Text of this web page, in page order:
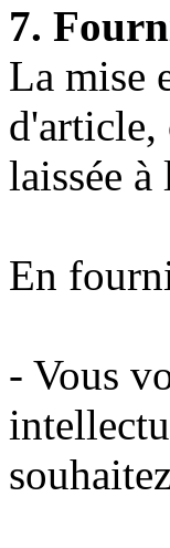
7.
La mise
d'article,
laissée
En
- Vous